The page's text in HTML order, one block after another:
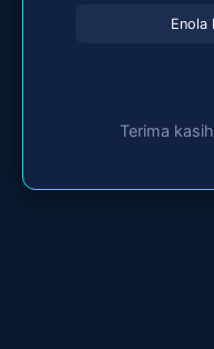
Enola
Terima